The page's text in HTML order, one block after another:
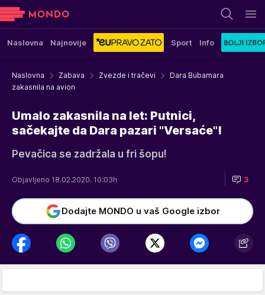
Naslovna Najnovije Sport Info
Naslovna Zabava Zvezde i tračevi
Dara Bubamara
zakasnila na avion
Umalo zakasnila na let: Putnici,
sačekajte da Dara pazari "Versaće"!
Pevačica se zadržala u fri šopu!
Objavljeno 18.02.2020. 10:03h 3
Dodajte MONDO u vaš Google izbor